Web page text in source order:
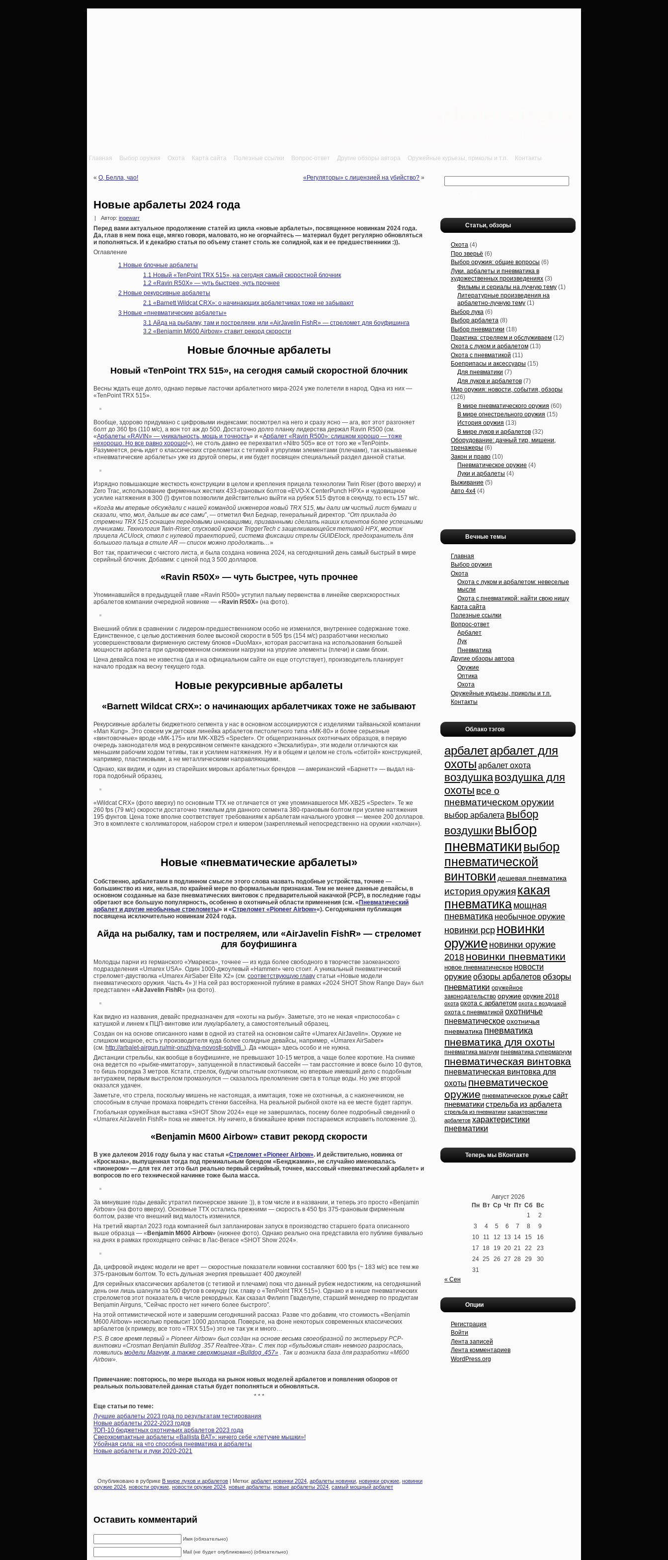
Главная Выбор оружия Охота Карта сайта Полезные ссылки Вопрос-ответ Другие обзоры автора Оружейные курьезы, приколы и т.п. Контакты
« О, Белла, чао! «Регуляторы» с лицензией на убийство? »
Новые арбалеты 2024 года
| Автор: ingewarr
Перед вами актуальное продолжение статей из цикла «новые арбалеты», посвященное новинкам 2024 года.
Да, глав в нем пока еще, мягко говоря, маловато, но не огорчайтесь — материал будет регулярно обновляться
и пополняться. И к декабрю статья по объему станет столь же солидной, как и ее предшественники :)).
Оглавление
1 Новые блочные арбалеты
1.1 Новый «TenPoint TRX 515», на сегодня самый скоростной блочник
1.2 «Ravin R50X» — чуть быстрее, чуть прочнее
2 Новые рекурсивные арбалеты
2.1 «Barnett Wildcat CRX»: о начинающих арбалетчиках тоже не забывают
3 Новые «пневматические арбалеты»
3.1 Айда на рыбалку, там и постреляем, или «AirJavelin FishR» — стреломет для боуфишинга
3.2 «Benjamin M600 Airbow» ставит рекорд скорости
Новые блочные арбалеты
Новый «TenPoint TRX 515», на сегодня самый скоростной блочник
Весны ждать еще долго, однако первые ласточки арбалетного мира-2024 уже полетели в народ. Одна из них —
«TenPoint TRX 515».
Вообще, здорово придумано с цифровыми индексами: посмотрел на него и сразу ясно — ага, вот этот разгоняет
болт до 360 fps (110 м/с), а вон тот аж до 500. Достаточно долго планку лидерства держал Ravin R500 (см.
«Арбалеты «RAVIN» — уникальность, мощь и точность» и «Арбалет «Ravin R500»: слишком хорошо — тоже
нехорошо. Но все равно хорошо!«), не столь давно ее перехватил «Nitro 505» все от того же «TenPoint».
Разумеется, речь идет о классических стрелометах с тетивой и упругими элементами (плечами), так называемые
«пневматические арбалеты» уже из другой оперы, и им будет посвящен специальный раздел данной статьи.
Изрядно повышающие жесткость конструкции в целом и крепления прицела технологии Twin Riser (фото вверху) и
Zero Trac, использование фирменных жестких 433-грановых болтов «EVO-X CenterPunch HPX» и чудовищное
усилие натяжения в 300 (!) фунтов позволили действительно выйти на рубеж 515 футов в секунду, то есть 157 м/с.
«Когда мы впервые обсуждали с нашей командой инженеров новый TRX 515, мы дали им чистый лист бумаги и
сказали, что, мол, дальше вы все сами”, — отметил Фил Беднар, генеральный директор. “От приклада до
стремени TRX 515 оснащен передовыми инновациями, призванными сделать наших клиентов более успешными
лучниками. Технология Twin-Riser, спусковой крючок TriggerTech с защелкивающейся тетивой HPX, мостик
прицела ACUlock, ствол с нулевой траекторией, система фиксации стрелы GUIDElock, предохранитель для
большого пальца в стиле AR — список можно продолжать…»
Вот так, практически с чистого листа, и была создана новинка 2024, на сегодняшний день самый быстрый в мире
серийный блочник. Добавим: с ценой под 3 500 долларов.
«Ravin R50X» — чуть быстрее, чуть прочнее
Упоминавшийся в предыдущей главе «Ravin R500» уступил пальму первенства в линейке сверхскоростных
арбалетов компании очередной новинке — « Ravin R50X» (на фото).
Внешний облик в сравнении с лидером-предшественником особо не изменился, внутреннее содержание тоже.
Единственное, с целью достижения более высокой скорости в 505 fps (154 м/с) разработчики несколько
усовершенствовали фирменную систему блоков «DuoMax», которая рассчитана на использования большей
мощности арбалета при одновременном снижении нагрузки на упругие элементы (плечи) и сами блоки.
Цена девайса пока не известна (да и на официальном сайте он еще отсутствует), производитель планирует
начало продаж на весну текущего года.
Новые рекурсивные арбалеты
«Barnett Wildcat CRX»: о начинающих арбалетчиках тоже не забывают
Рекурсивные арбалеты бюджетного сегмента у нас в основном ассоциируются с изделиями тайваньской компании
«Man Kung». Это совсем уж детская линейка арбалетов пистолетного типа «МК-80» и более серьезные
«винтовочные» вроде «МК-175» или MK-XB25 «Specter». От общепризнанных охотничьих образцов, в первую
очередь законодателя мод в рекурсивном сегменте канадского «Экскалибура», эти модели отличаются как
меньшим рабочим ходом тетивы, так и усилием натяжения. Ну и в общем и целом не столь «сбитой» конструкцией,
например, пластиковыми, а не металлическими направляющими.
Однако, как видим, и один из старейших мировых арбалетных брендов — американский «Барнетт» — выдал на-
гора подобный образец.
«Wildcat CRX» (фото вверху) по основным ТТХ не отличается от уже упоминавшегося MK-XB25 «Specter». Те же
260 fps (79 м/с) скорости достаточно тяжелым для данного сегмента 380-грановым болтом при усилие натяжения
195 фунтов. Цена тоже вполне соответствует требованиям к арбалетам начального уровня — менее 200 долларов.
Это в комплекте с коллиматором, набором стрел и кивером (закрепляемый непосредственно на оружии «колчан»).
Новые «пневматические арбалеты»
Собственно, арбалетами в подлинном смысле этого слова назвать подобные устройства, точнее —
большинство из них, нельзя, по крайней мере по формальным признакам. Тем не менее данные девайсы, в
основном созданные на базе пневматических винтовок с предварительной накачкой (PCP), в последние годы
обретают все большую популярность, особенно в охотничьей области применения (см. « Пневматический
арбалет и другие необычные стрелометы» и «Стреломет «Pioneer Airbow»«). Сегодняшняя публикация
посвящена исключительно новинкам 2024 года.
Айда на рыбалку, там и постреляем, или «AirJavelin FishR» — стреломет
для боуфишинга
Молодцы парни из германского «Умарекса», точнее — из куда более свободного в творчестве заокеанского
подразделения «Umarex USA». Один 1000-джоулевый «Hammer» чего стоит. А уникальный пневматический
стреломет-двустволка «Umarex AirSaber Elite X2» (см. соответствующую главу статьи «Новые модели
пневматического оружия. Часть 4» )! На сей раз восторженной публике в рамках «2024 SHOT Show Range Day» был
представлен «AirJavelin FishR» (на фото).
Как видно из названия, девайс предназначен для «охоты на рыбу». Заметьте, это не некая «приспособа» с
катушкой и линем к ПЦП-винтовке или луку/арбалету, а самостоятельный образец.
Создан он на основе описанного нами в одной из статей на основном сайте «Umarex AirJavelin». Оружие не
слишком мощное, есть у производителя куда более солидные девайсы, например, «Umarex AirSaber»
(см. http://arbalet-airgun.ru/mir-oruzhiya-novosti-sobyiti..). Да «моща» здесь особо и не нужна.
Дистанции стрельбы, как вообще в боуфишинге, не превышают 10-15 метров, а чаще более короткие. На снимке
она ведется по «рыбке-имитатору», запущенной в пластиковый бассейн — там расстояние и вовсе было 10 футов,
то бишь порядка 3 метров. Кстати, стрелок, будучи опытным охотником, но впервые имевший дело с подобным
антуражем, первым выстрелом промахнулся — сказалось преломление света в толще воды. Но уже второй
оказался удачен.
Заметьте, что стрела, поскольку мишень не настоящая, а имитация, тоже не охотничья, а с наконечником, не
способным в случае промаха повредить стенки бассейна. На реальной рыбной охоте на ее месте будет гарпун.
Глобальная оружейная выставка «SHOT Show 2024» еще не завершилась, посему более подробный сведений о
«Umarex AirJavelin FishR» пока не имеется. Ну ничего, в ближайшее время постараемся исправить положение :)).
«Benjamin M600 Airbow» ставит рекорд скорости
В уже далеком 2016 году была у нас статья «Стреломет «Pioneer Airbow». И действительно, новинка от
«Кросмана», выпущенная тогда под премиальным брендом «Бенджамин», не случайно именовалась
«пионером» — для тех лет это был реально первый серийный, точнее, массовый «пневматический арбалет» и
вопросов по его технической начинке тоже была масса.
За минувшие годы девайс утратил пионерское звание :)), в том числе и в названии, и теперь это просто «Benjamin
Airbow» (на фото вверху). Основные ТТХ остались прежними — скорость в 450 fps 375-грановым фирменным
болтом, разве что внешний вид малость изменился.
На третий квартал 2023 года компанией был запланирован запуск в производство старшего брата описанного
выше образца — « Benjamin M600 Airbow» (нижнее фото). Однако реально она представила его публике буквально
на днях в рамках проходящего сейчас в Лас-Вегасе «SHOT Show 2024».
Да, цифровой индекс модели не врет — скоростные показатели новинки составляют 600 fps (~ 183 м/с) все тем же
375-грановым болтом. То есть дульная энергия превышает 400 джоулей!
Для серийных классических арбалетов (с тетивой и плечами) пока что данный рубеж недостижим, на сегодняшний
день они лишь шагнули за 500 футов в секунду (см. главу о «TenPoint TRX 515»). Однако и в нише пневматических
стрелометов этот показатель в числе рекордных. Как сказал Филипп Гваделупе, старший менеджер по продуктам
Benjamin Airguns, “Сейчас просто нет ничего более быстрого”.
На этой оптимистической ноте и завершим сегодняшний рассказ. Разве что добавим, что стоимость «Benjamin
M600 Airbow» несколько превысит 1000 долларов. Поверьте, на фоне некоторых современных классических
арбалетов (к примеру, все того «TRX 515») это не так уж и много…
P.S. В свое время первый » Pioneer Airbow» был создан на основе весьма своеобразной по экстерьеру PCP-
винтовки «Crosman Benjamin Bulldog .357 Realtree-Xtra». С тех пор «бульдожья стая» немного разрослась,
появились модели Магнум, а также сверхмощная «Bulldog .457» . Так и возникла база для разработки «M600
Airbow».
Примечание: повторюсь, по мере выхода на рынок новых моделей арбалетов и появления обзоров от
реальных пользователей данная статья будет пополняться и обновляться.
* * *
Еще статьи по теме:
Лучшие арбалеты 2023 года по результатам тестирования
Новые арбалеты 2022-2023 годов
ТОП-10 бюджетных охотничьих арбалетов 2023 года
Сверхкомпактные арбалеты «Ballista BAT»: ничего себе «летучие мышки»!
Убойная сила: на что способна пневматика и арбалеты
Новые арбалеты и луки 2020-2021
Опубликовано в рубрике В мире луков и арбалетов | Метки: арбалет новинки 2024 арбалеты новинки новинки оружие новинки
оружие 2024 новости оружие новости оружие 2024 новые арбалеты новые арбалеты 2024 самый мощный арбалет
Оставить комментарий
Имя (обязательно)
Mail (не будет опубликовано) (обязательно)
Статьи, обзоры
Охота (4)
Про зверьё (6)
Выбор оружия: общие вопросы (6)
Луки. арбалеты и пневматика в
художественных произведениях (3)
Фильмы и сериалы на лучную тему (1)
Литературные произведения на
арбалетно-лучную тему (1)
Выбор лука (6)
Выбор арбалета (8)
Выбор пневматики (18)
Практика: стреляем и обслуживаем (12)
Охота с луком и арбалетом (13)
Охота с пневматикой (11)
Боеприпасы и аксессуары (15)
Для пневматики (7)
Для луков и арбалетов (7)
Мир оружия: новости, события, обзоры
(126)
В мире пневматического оружия (60)
В мире огнестрельного оружия (15)
История оружия (13)
В мире луков и арбалетов (32)
Оборудование: дачный тир, мишени,
тренажеры (6)
Закон и право (10)
Пневматическое оружие (4)
Луки и арбалеты (4)
Выживание (5)
Авто 4х4 (4)
Вечные темы
Главная
Выбор оружия
Охота
Охота с луком и арбалетом: невеселые
мысли
Охота с пневматикой: найти свою нишу
Карта сайта
Полезные ссылки
Вопрос-ответ
Арбалет
Лук
Пневматика
Другие обзоры автора
Оружие
Оптика
Охота
Оружейные курьезы, приколы и т.п.
Контакты
Облако тэгов
арбалетарбалет для
охоты арбалет охота
воздушкавоздушка для
охоты все о
пневматическом оружии
выбор арбалета выбор
воздушки выбор
пневматикивыбор
пневматической
винтовки дешевая пневматика
история оружия какая
пневматика мощная
пневматика необычное оружие
новинки pcp новинки
оружие новинки оружие
2018 новинки пневматики
новое пневматическое новости
оружиеобзоры арбалетов обзоры
пневматики оружейное
законодательство оружие оружие 2018
охота охота с арбалетом охота с воздушкой
охота с пневматикой охотничье
пневматическое охотничья
пневматика пневматика
пневматика для охоты
пневматика магнум пневматика супермагнум
пневматическая винтовка
пневматическая винтовка для
охоты пневматическое
оружие пневматическое ружье сайт
пневматикистрельба из арбалета
стрельба из пневматики характеристики
арбалетов характеристики
пневматики
Теперь мы ВКонтакте
Август 2026
Пн Вт Ср Чт Пт Сб Вс
1
2
3
4 5 6 7 8
9
10
11 12 13 14 15
16
17
18 19 20 21 22
23
24 25 26 27 28 29
30
31
« Сен
Опции
Регистрация
Войти
Лента записей
Лента комментариев
WordPress.org